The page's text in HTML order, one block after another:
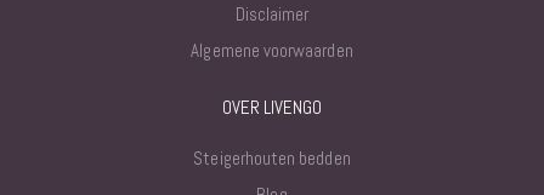
Disclaimer
Algemene voorwaarden
OVER LIVENGO
Steigerhouten bedden